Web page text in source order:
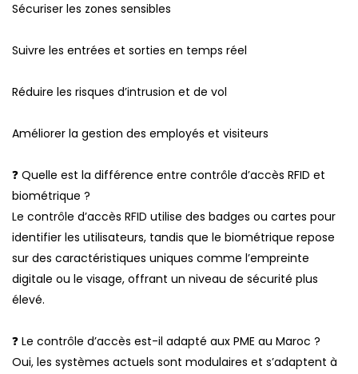
Sécuriser les zones sensibles
Suivre les entrées et sorties en temps réel
Réduire les risques d’intrusion et de vol
Améliorer la gestion des employés et visiteurs
❓ Quelle est la différence entre contrôle d’accès RFID et
biométrique ?
Le contrôle d’accès RFID utilise des badges ou cartes pour
identifier les utilisateurs, tandis que le biométrique repose
sur des caractéristiques uniques comme l’empreinte
digitale ou le visage, offrant un niveau de sécurité plus
élevé.
❓ Le contrôle d’accès est-il adapté aux PME au Maroc ?
Oui, les systèmes actuels sont modulaires et s’adaptent à